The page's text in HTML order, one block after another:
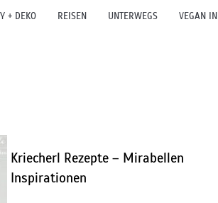
+ DEKO REISEN UNTERWEGS VEGAN
Kriecherl Rezepte – Mirabellen
Inspirationen